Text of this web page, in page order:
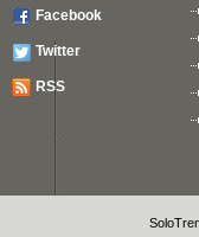
Facebook
Twitter
RSS